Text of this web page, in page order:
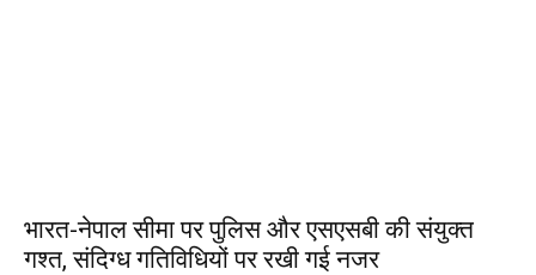
भारत-नेपाल सीमा पर पुलिस और एसएसबी की संयुक्त
गश्त, संदिग्ध गतिविधियों पर रखी गई नजर